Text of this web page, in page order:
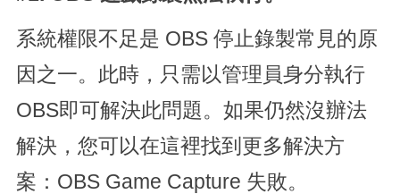
系統權限不足是 OBS 停止錄製常見的原
因之一。此時，只需以管理員身分執行
OBS即可解決此問題。如果仍然沒辦法
解決，您可以在這裡找到更多解決方
案：OBS Game Capture 失敗。